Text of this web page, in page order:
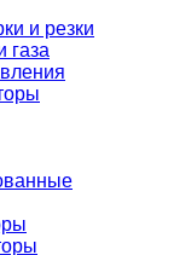
и резки
газа